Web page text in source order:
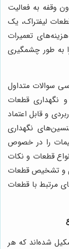
وقفه به فعالیت
لیفتراک، یک
تعمیرات
به طور چشمگیری
سوالات متداول
نگهداری قطعات
و قابل اعتماد
نگهداری
را در خصوص
قطعات و نکات
و تشخیص قطعات
مرتبط با قطعات
شده‌اند که هر